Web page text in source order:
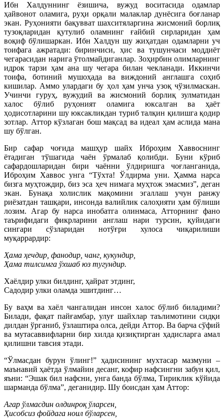
Ибн Халдуннинг ёзишича, вужуд воситасида одамлар
ҳайвонот оламига, руҳи орқали малаклар дунёсига боғланар
экан. Руҳонияти бақувват шахситяларгина жисмоний борлиқ
тузоқларидан қутулиб оламнинг ғайбий сирларидан ҳам
воқиф бўлишаркан. Ибн Халдун шу жиҳатдан одамларни уч
тоифага ажратади: биринчиси, ҳис ва тушунчаси моддиёт
чегарасидан нарига ўтолмайдиганлар. Зоҳирбин олимларнинг
идрок тарзи ҳам ана шу чегара билан чекланади. Иккинчи
тоифа, ботиний мушоҳада ва виждоний англашга соҳиб
кишилар. Аммо улардаги бу ҳол ҳам унча узоқ чўзилмаскан.
Учинчи гуруҳ, вужудий ва жисмоний борлиқ зулматидан
халос бўлиб руҳоният оламига юксалган ва ҳаёт
ҳодисотларини шу юксакликдан туриб талқин қилишга қодир
зотлар. Аттор кўзлаган бош мақсад ва идеал ҳам аслида мана
шу бўлган.
Бир сафар чоғида машҳур шайх Иброҳим Хаввоснинг
ётадиган тўшагида чаён ўрмалаб қолибди. Буни кўриб
сафардошларидан бири чаённи ўлдиришга чоғланганида,
Иброҳим Хаввос унга “Тўхта! Ўлдирма уни. Ҳамма нарса
бизга муҳтождир, биз эса ҳеч нимага муҳтож эмасмиз”, деган
экан. Бунақа холислик мақомини эгаллаш учун ранжу
риёзатдан ташқари, инсонда валийлик салоҳияти ҳам бўлиши
лозим. Агар бу нарса инобатга олинмаса, Атторнинг фано
таърифидаги фикрларини англаш нари турсин, қуйидаги
сингари сўзларидан нотўғри хулоса чиқарилиши
муқаррардир:
Ҳама ҳечдир, фанодир, чанг, кукундир,
Ҳама тилсимга ўхшаб юз тугундир.
Хаёлдир улки билдинг, ҳайрат этдинг,
Садодир улки оламда эшитдинг…
Бу ваҳм ва хаёл чангалидан инсон халос бўлиб биладими?
Билади, фақат пайғамбар, улуғ шайхлар таълимотини сидқи
дилдан ўрганиб, ўзлаштира олса, дейди Аттор. Ва барча сўфий
ва мутасаввифларни бир хилда қизиқтирган ҳадисларга амал
қилишни тавсия этади.
“Ўлмасдан бурун ўлинг!” ҳадисининг мухтасар мазмуни –
маънавий ҳаётда ўлмайин десанг, кофир нафсингни забун қил,
яъни: “Эшак бил нафсни, унга банда бўлма, Тириклик кўйида
шарманда бўлма”, деганидир. Шу боисдан ҳам Аттор:
Агар ўлмасдин олдинроқ ўларсен,
Ҳисобсиз фойдага ноил бўларсен,